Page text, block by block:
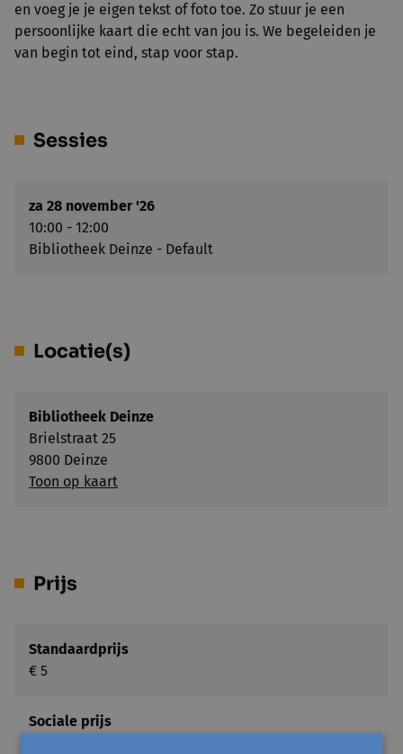
en voeg je je eigen tekst of foto toe. Zo stuur je een
persoonlijke kaart die echt van jou is. We begeleiden je
van begin tot eind, stap voor stap.
Sessies
za 28 november '26
10:00 - 12:00
Bibliotheek Deinze - Default
Locatie(s)
Bibliotheek Deinze
Brielstraat 25
9800 Deinze
Toon op kaart
Prijs
Standaardprijs
€ 5
Sociale prijs